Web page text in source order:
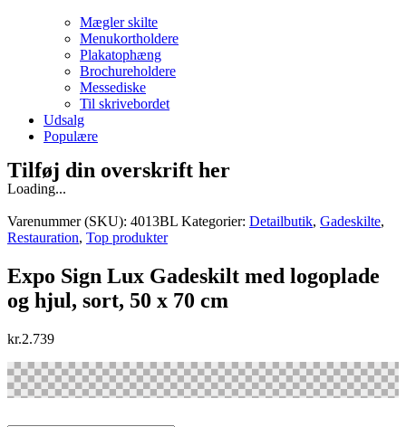
Mægler skilte
Menukortholdere
Plakatophæng
Brochureholdere
Messediske
Til skrivebordet
Udsalg
Populære
Tilføj din overskrift her
Loading...
Varenummer (SKU): 4013BL Kategorier: Detailbutik, Gadeskilte,
Restauration, Top produkter
Expo Sign Lux Gadeskilt med logoplade
og hjul, sort, 50 x 70 cm
kr.2.739